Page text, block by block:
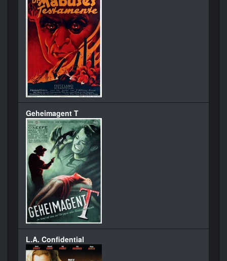
Geheimagent T
L.A. Confidential